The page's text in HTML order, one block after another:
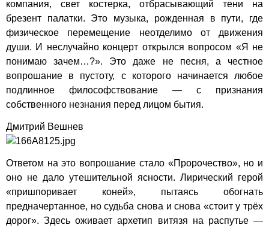
компания, свет костерка, отбрасывающий тени на
брезент палатки. Это музыка, рожденная в пути, где
физическое перемещение неотделимо от движения
души. И неслучайно концерт открылся вопросом «Я не
понимаю зачем…?». Это даже не песня, а честное
вопрошание в пустоту, с которого начинается любое
подлинное философствование — с признания
собственного незнания перед лицом бытия.
Дмитрий Вешнев
Ответом на это вопрошание стало «Пророчество», но и
оно не дало утешительной ясности. Лирический герой
«пришпоривает коней», пытаясь обогнать
предначертанное, но судьба снова и снова «стоит у трёх
дорог». Здесь оживает архетип витязя на распутье —